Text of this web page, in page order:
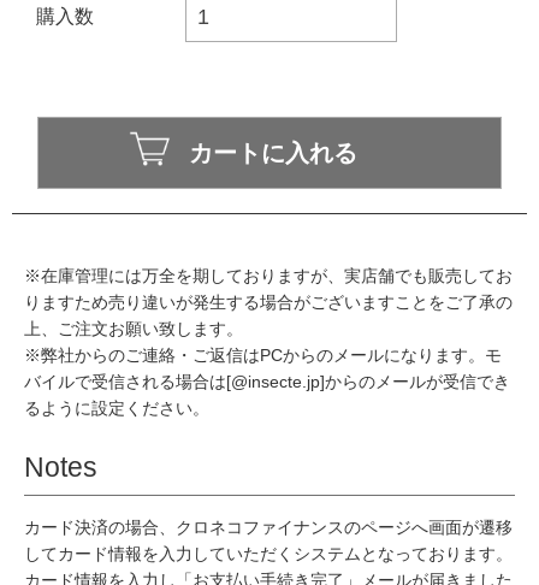
購入数
※在庫管理には万全を期しておりますが、実店舗でも販売してお
りますため売り違いが発生する場合がございますことをご了承の
上、ご注文お願い致します。
※弊社からのご連絡・ご返信はPCからのメールになります。モ
バイルで受信される場合は[@insecte.jp]からのメールが受信でき
るように設定ください。
Notes
カード決済の場合、クロネコファイナンスのページへ画面が遷移
してカード情報を入力していただくシステムとなっております。
カード情報を入力し「お支払い手続き完了」メールが届きました